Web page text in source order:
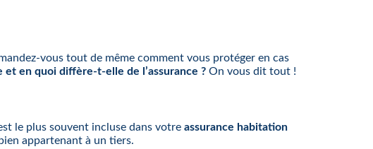
vous tout de même comment vous protéger en cas
et en quoi diffère-t-elle de l’assurance ? On vous dit tout !
le plus souvent incluse dans votre assurance habitation
appartenant à un tiers.